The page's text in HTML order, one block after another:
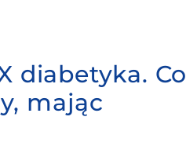
diabetyka. Co
mając